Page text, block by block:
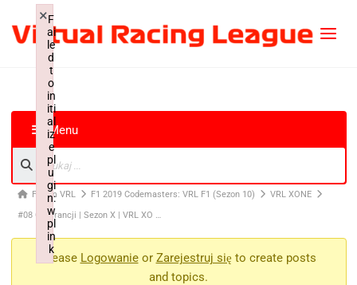
Menu
Forum VRL F1 2019 Codemasters: VRL F1 (Sezon 10)
VRL XONE
#08 GP Francji | Sezon X | VRL XO …
Please Logowanieor Zarejestruj się to create posts
and topics.
F
ai
le
d
t
o
in
iti
al
iz
e
pl
u
gi
n:
w
pl
in
k
×
Failed to initialize plugin: wplink